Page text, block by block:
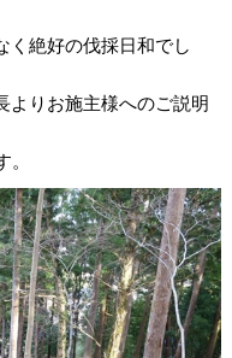
く絶好の伐採日和でし
よりお施主様へのご説明